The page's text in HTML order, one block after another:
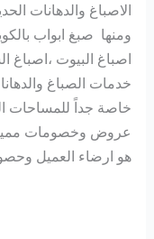
الاصباغ والدهانات
ومنها صبغ ابواب
اصباغ البيوت ،اصباغ
خدمات الصباغ
خاصة جداً للمساحات
عروض وخصومات مميزة
هو ارضاء العميل